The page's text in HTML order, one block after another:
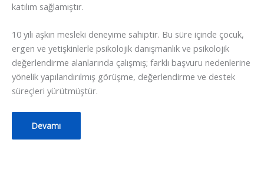
katılım sağlamıştır.
10 yılı aşkın mesleki deneyime sahiptir. Bu süre içinde çocuk,
ergen ve yetişkinlerle psikolojik danışmanlık ve psikolojik
değerlendirme alanlarında çalışmış; farklı başvuru nedenlerine
yönelik yapılandırılmış görüşme, değerlendirme ve destek
süreçleri yürütmüştür.
Devamı